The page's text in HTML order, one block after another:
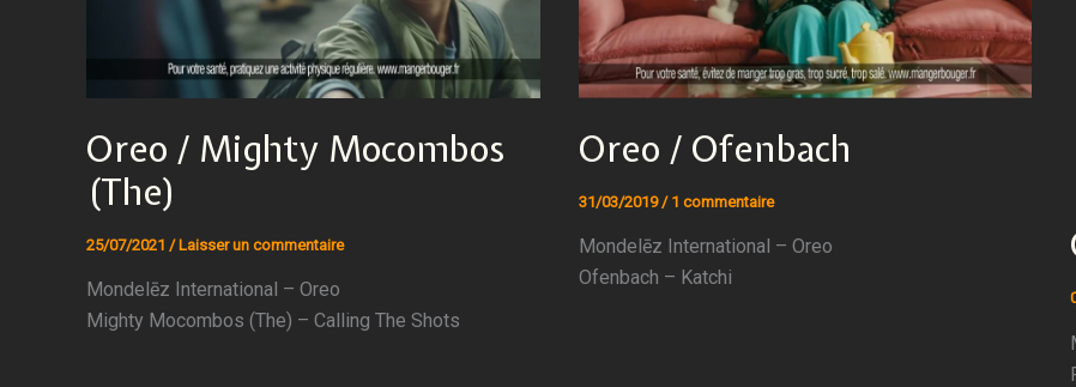
Oreo / Mighty Mocombos
(The)
25/07/2021 /Laisser un commentaire
Mondelēz International – Oreo
Mighty Mocombos (The) – Calling The Shots
Oreo / Ofenbach
31/03/2019 / 1 commentaire
Mondelēz International – Oreo
Ofenbach – Katchi